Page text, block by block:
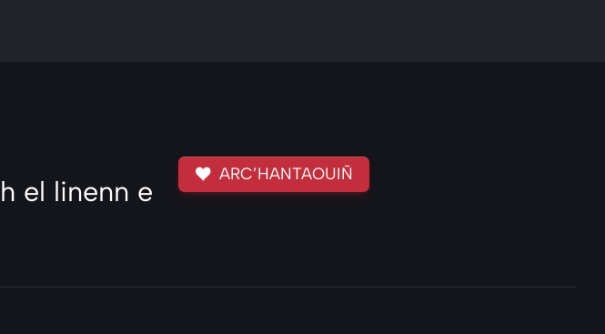
el linenn e
ARC’HANTAOUIÑ